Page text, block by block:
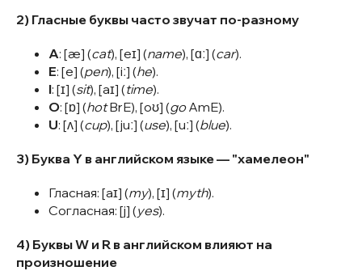
2) Гласные буквы часто звучат по-разному
A: [æ] (cat), [eɪ] (name), [ɑː] (car).
E: [e] (pen), [iː] (he).
I: [ɪ] (sit), [aɪ] (time).
O: [ɒ] (hotBrE), [oʊ] (goAmE).
U: [ʌ] (cup), [juː] (use), [uː] (blue).
3) Буква Y в английском языке — "хамелеон"
Гласная: [aɪ] (my), [ɪ] (myth).
Согласная: [j] (yes).
4) Буквы W и R в английском влияют на
произношение